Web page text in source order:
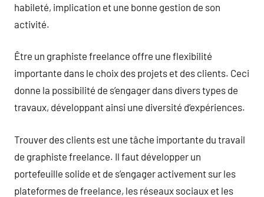
habileté, implication et une bonne gestion de son
activité.
Être un graphiste freelance offre une flexibilité
importante dans le choix des projets et des clients. Ceci
donne la possibilité de s’engager dans divers types de
travaux, développant ainsi une diversité d’expériences.
Trouver des clients est une tâche importante du travail
de graphiste freelance. Il faut développer un
portefeuille solide et de s’engager activement sur les
plateformes de freelance, les réseaux sociaux et les